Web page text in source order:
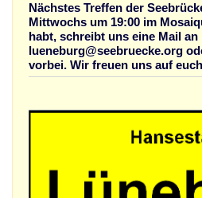
Nächstes Treffen der
Mittwochs um 19:00 im
habt, schreibt uns eine Mail an
lueneburg@seebruecke.org
vorbei. Wir freuen uns auf